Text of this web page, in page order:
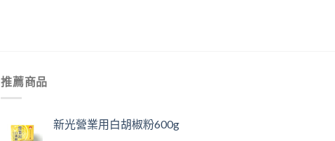
推薦商品
新光營業用白胡椒粉600g